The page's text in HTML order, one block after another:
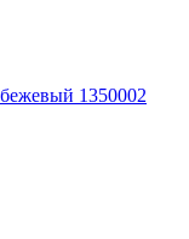
1350002